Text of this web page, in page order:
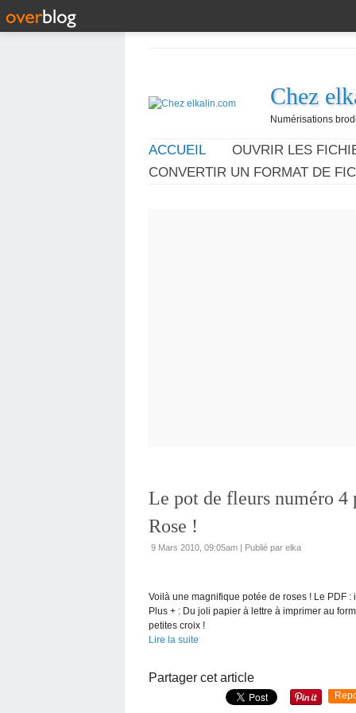
Chez
Numérisations
ACCUEIL OUVRIR LES
CONVERTIR UN FORMAT DE
Le pot de fleurs numéro 4
Rose !
9 Mars 2010, 09:05am | Publié par elka
Voilà une magnifique potée de roses ! Le PDF
Plus + : Du joli papier à lettre à imprimer au
petites croix !
Lire la suite
Partager cet article